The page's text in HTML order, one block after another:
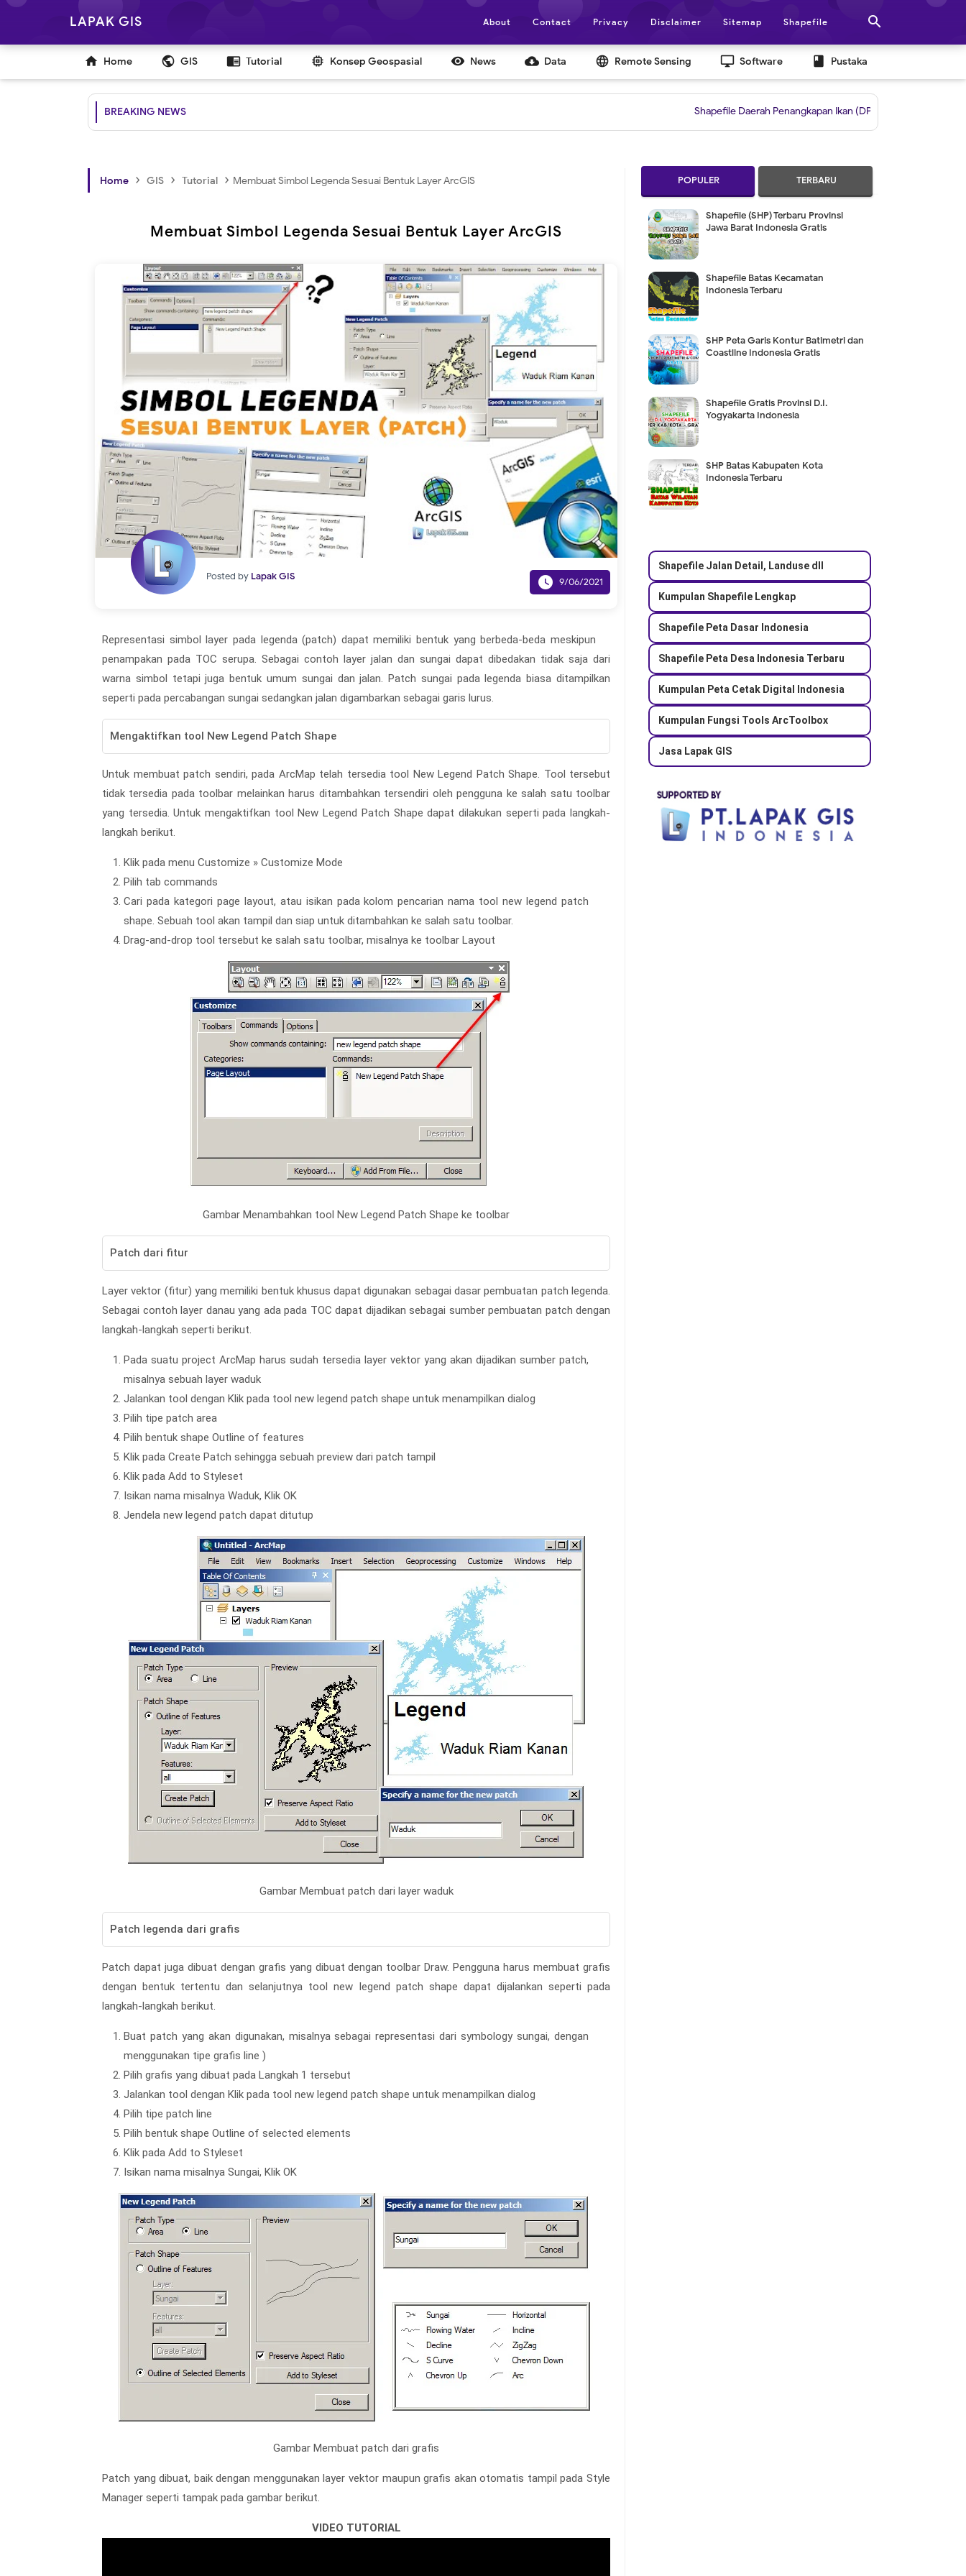
LAPAK GIS 
About Contact Privacy Disclaimer Sitemap Shapefile
 Home public GIS chrome_reader_mode Tutorial  Konsep Geospasial  News cloud_download Data language Remote Sensing desktop_windows Software book Pustaka
BREAKING NEWS Shapefile Daerah Penangkapan Ikan (DPI) | Grid untuk Layout
Home › GIS › Tutorial › Membuat Simbol Legenda Sesuai Bentuk Layer ArcGIS
Membuat Simbol Legenda Sesuai Bentuk Layer ArcGIS
Posted by Lapak GIS  9/06/2021
Representasi simbol layer pada legenda (patch) dapat memiliki bentuk yang berbeda-beda meskipun
penampakan pada TOC serupa. Sebagai contoh layer jalan dan sungai dapat dibedakan tidak saja dari
warna simbol tetapi juga bentuk umum sungai dan jalan. Patch sungai pada legenda biasa ditampilkan
seperti pada percabangan sungai sedangkan jalan digambarkan sebagai garis lurus.
Mengaktifkan tool New Legend Patch Shape
Untuk membuat patch sendiri, pada ArcMap telah tersedia tool New Legend Patch Shape. Tool tersebut
tidak tersedia pada toolbar melainkan harus ditambahkan tersendiri oleh pengguna ke salah satu toolbar
yang tersedia. Untuk mengaktifkan tool New Legend Patch Shape dapat dilakukan seperti pada langkah-
langkah berikut.
Klik pada menu Customize » Customize Mode
Pilih tab commands
Cari pada kategori page layout, atau isikan pada kolom pencarian nama tool new legend patch
shape. Sebuah tool akan tampil dan siap untuk ditambahkan ke salah satu toolbar.
Drag-and-drop tool tersebut ke salah satu toolbar, misalnya ke toolbar Layout
Gambar Menambahkan tool New Legend Patch Shape ke toolbar
Patch dari fitur
Layer vektor (fitur) yang memiliki bentuk khusus dapat digunakan sebagai dasar pembuatan patch legenda.
Sebagai contoh layer danau yang ada pada TOC dapat dijadikan sebagai sumber pembuatan patch dengan
langkah-langkah seperti berikut.
Pada suatu project ArcMap harus sudah tersedia layer vektor yang akan dijadikan sumber patch,
misalnya sebuah layer waduk
Jalankan tool dengan Klik pada tool new legend patch shape untuk menampilkan dialog
Pilih tipe patch area
Pilih bentuk shape Outline of features
Klik pada Create Patch sehingga sebuah preview dari patch tampil
Klik pada Add to Styleset
Isikan nama misalnya Waduk, Klik OK
Jendela new legend patch dapat ditutup
Gambar Membuat patch dari layer waduk
Patch legenda dari grafis
Patch dapat juga dibuat dengan grafis yang dibuat dengan toolbar Draw. Pengguna harus membuat grafis
dengan bentuk tertentu dan selanjutnya tool new legend patch shape dapat dijalankan seperti pada
langkah-langkah berikut.
Buat patch yang akan digunakan, misalnya sebagai representasi dari symbology sungai, dengan
menggunakan tipe grafis line )
Pilih grafis yang dibuat pada Langkah 1 tersebut
Jalankan tool dengan Klik pada tool new legend patch shape untuk menampilkan dialog
Pilih tipe patch line
Pilih bentuk shape Outline of selected elements
Klik pada Add to Styleset
Isikan nama misalnya Sungai, Klik OK
Gambar Membuat patch dari grafis
Patch yang dibuat, baik dengan menggunakan layer vektor maupun grafis akan otomatis tampil pada Style
Manager seperti tampak pada gambar berikut.
VIDEO TUTORIAL
POPULER TERBARU
Shapefile (SHP) Terbaru Provinsi
Jawa Barat Indonesia Gratis
Shapefile Batas Kecamatan
Indonesia Terbaru
SHP Peta Garis Kontur Batimetri dan
Coastline Indonesia Gratis
Shapefile Gratis Provinsi D.I.
Yogyakarta Indonesia
SHP Batas Kabupaten Kota
Indonesia Terbaru
Shapefile Jalan Detail, Landuse dll
Kumpulan Shapefile Lengkap
Shapefile Peta Dasar Indonesia
Shapefile Peta Desa Indonesia Terbaru
Kumpulan Peta Cetak Digital Indonesia
Kumpulan Fungsi Tools ArcToolbox
Jasa Lapak GIS